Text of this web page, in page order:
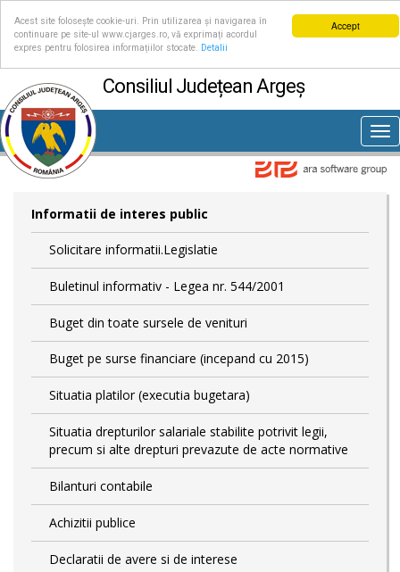
Accept
Acest site folosește cookie-uri. Prin utilizarea și navigarea în
continuare pe site-ul www.cjarges.ro, vă exprimați acordul
expres pentru folosirea informațiilor stocate.
Detalii
Consiliul Județean Argeș
Informatii de interes public
Solicitare informatii.Legislatie
Buletinul informativ - Legea nr. 544/2001
Buget din toate sursele de venituri
Buget pe surse financiare (incepand cu 2015)
Situatia platilor (executia bugetara)
Situatia drepturilor salariale stabilite potrivit legii,
precum si alte drepturi prevazute de acte normative
Bilanturi contabile
Achizitii publice
Declaratii de avere si de interese